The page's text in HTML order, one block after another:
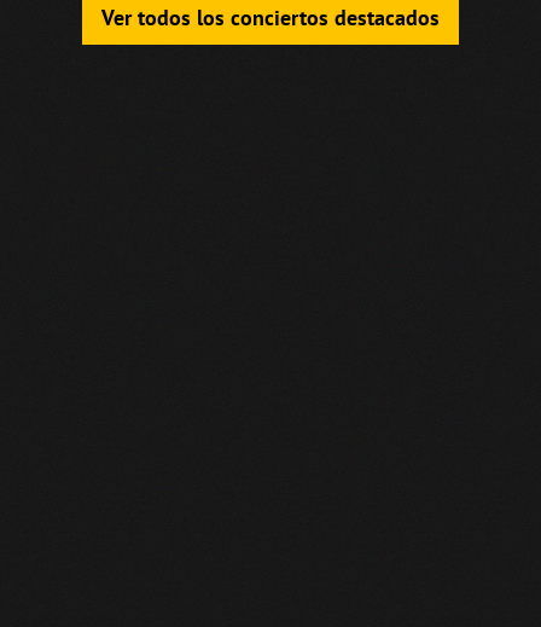
Ver todos los conciertos destacados